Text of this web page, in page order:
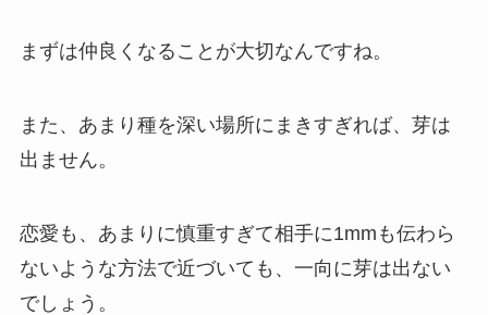
まずは仲良くなることが大切なんですね。
また、あまり種を深い場所にまきすぎれば、芽は
出ません。
恋愛も、あまりに慎重すぎて相手に1mmも伝わら
ないような方法で近づいても、一向に芽は出ない
でしょう。